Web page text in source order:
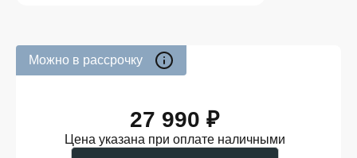
Можно в рассрочку
27 990 ₽
Цена указана при оплате наличными